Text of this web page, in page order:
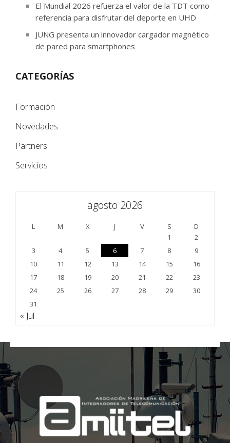
El Mundial 2026 refuerza el valor de la TDT como
referencia para disfrutar del deporte en UHD
JUNG presenta un innovador cargador magnético
de pared para smartphones
CATEGORÍAS
Formación
Novedades
Partners
Servicios
agosto 2026
L M X J V S
D
1
2
3
4 5 6 7 8
9
10
11 12 13 14 15
16
17
18 19 20 21 22
23
24
25 26 27 28 29
30
31
« Jul
;